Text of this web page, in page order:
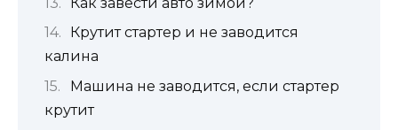
Крутит стартер и не заводится
калина
Машина не заводится, если стартер
крутит